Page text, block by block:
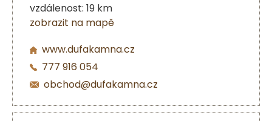
vzdálenost: 19 km
zobrazit na mapě
www.dufakamna.cz
777 916 054
obchod@dufakamna.cz